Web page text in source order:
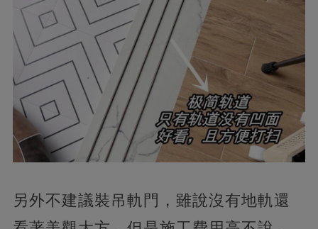
另外不建議裝吊軌門，雖說沒有地軌還